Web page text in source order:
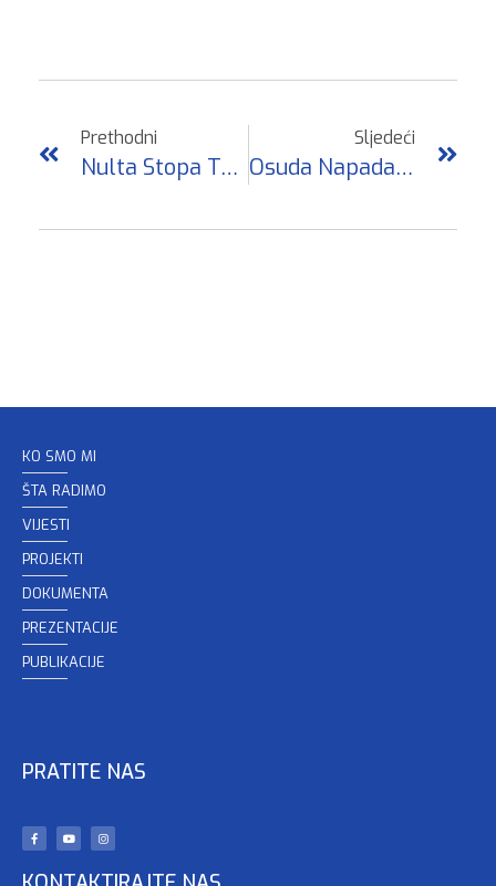
Prethodni
Nulta Stopa Tolerancije Za Širenje Mržnje I Prijetnje
Sljedeći
Osuda Napada Na Džamije U Blizinu Bugojna I Gornjeg Vakufa-Uskoplje
KO SMO MI
ŠTA RADIMO
VIJESTI
PROJEKTI
DOKUMENTA
PREZENTACIJE
PUBLIKACIJE
PRATITE NAS